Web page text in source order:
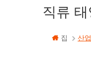
직류
집 산업